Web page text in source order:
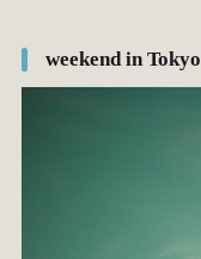
weekend in Tokyo